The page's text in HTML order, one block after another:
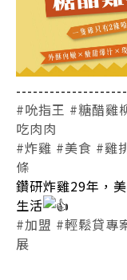
#吮指王 #糖醋雞
吃肉肉
#炸雞 #美食 #雞
條
鑽研炸雞29年，
生活
#加盟 #輕鬆貸專
展